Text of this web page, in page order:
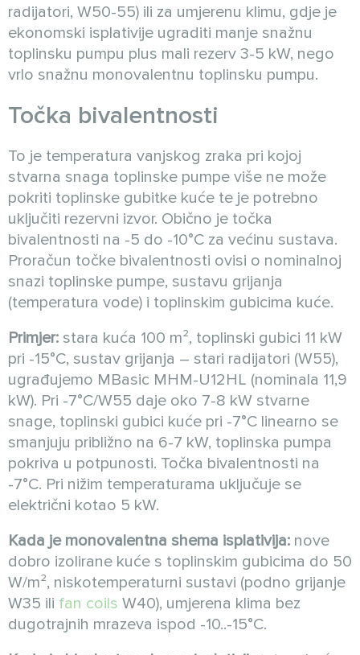
radijatori, W50-55) ili za umjerenu klimu, gdje je
ekonomski isplativije ugraditi manje snažnu
toplinsku pumpu plus mali rezerv 3-5 kW, nego
vrlo snažnu monovalentnu toplinsku pumpu.
Točka bivalentnosti
To je temperatura vanjskog zraka pri kojoj
stvarna snaga toplinske pumpe više ne može
pokriti toplinske gubitke kuće te je potrebno
uključiti rezervni izvor. Obično je točka
bivalentnosti na -5 do -10°C za većinu sustava.
Proračun točke bivalentnosti ovisi o nominalnoj
snazi toplinske pumpe, sustavu grijanja
(temperatura vode) i toplinskim gubicima kuće.
Primjer: stara kuća 100 m², toplinski gubici 11 kW
pri -15°C, sustav grijanja – stari radijatori (W55),
ugrađujemo MBasic MHM-U12HL (nominala 11,9
kW). Pri -7°C/W55 daje oko 7-8 kW stvarne
snage, toplinski gubici kuće pri -7°C linearno se
smanjuju približno na 6-7 kW, toplinska pumpa
pokriva u potpunosti. Točka bivalentnosti na
-7°C. Pri nižim temperaturama uključuje se
električni kotao 5 kW.
Kada je monovalentna shema isplativija: nove
dobro izolirane kuće s toplinskim gubicima do 50
W/m², niskotemperaturni sustavi (podno grijanje
W35 ili fan coils W40), umjerena klima bez
dugotrajnih mrazeva ispod -10..-15°C.